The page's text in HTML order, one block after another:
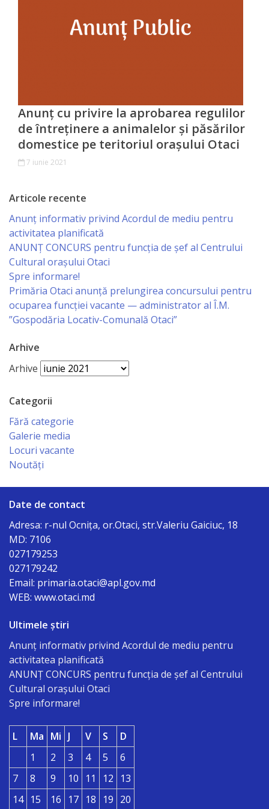
Investește
Grădinițe
Детский/
№1
«Солнышко».
Ясли/
сада
№2*Родничок*
г.Отачь
Biserica
Primar
Aparatul
primăriei
Regulamentul
intern
Organigrama
Dispozițiile
primarului
Consiliul
Secretarul
consiliului
Componența
consiliului
Regulamentul
consiliului
Anunț cu privire la aprobarea regulilor
de întreținere a animalelor și păsărilor
domestice pe teritoriul orașului Otaci
7 iunie 2021
Articole recente
Anunț informativ privind Acordul de mediu pentru
activitatea planificată
ANUNŢ CONCURS pentru funcţia de şef al Centrului
Cultural oraşului Otaci
Spre informare!
Primăria Otaci anunță prelungirea concursului pentru
ocuparea funcției vacante — administrator al Î.M.
”Gospodăria Locativ-Comunală Otaci”
Arhive
Arhive
Categorii
Fără categorie
Galerie media
Locuri vacante
Noutăți
Date de contact
Adresa: r-nul Ocniţa, or.Otaci, str.Valeriu Gaiciuc, 18
MD: 7106
027179253
027179242
Email: primaria.otaci@apl.gov.md
WEB: www.otaci.md
Ultimele știri
Anunț informativ privind Acordul de mediu pentru
activitatea planificată
ANUNŢ CONCURS pentru funcţia de şef al Centrului
Cultural oraşului Otaci
Spre informare!
L Ma Mi J V S
D
1
2 3 4 5
6
7
8 9 10 11 12
13
14 15 16 17 18 19 20